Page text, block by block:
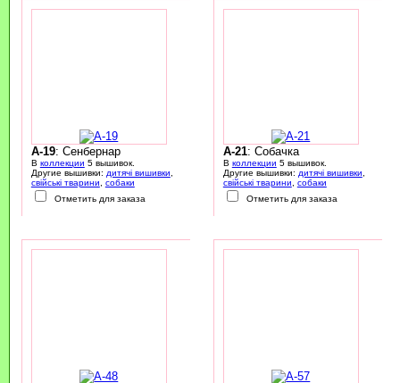
A-19: Сенбернар
В коллекции 5 вышивок.
Другие вышивки: дитячі вишивки
свійські тварини
собаки
Отметить для заказа
A-21: Собачка
В коллекции 5 вышивок.
Другие вышивки: дитячі вишивки
свійські тварини
собаки
Отметить для заказа